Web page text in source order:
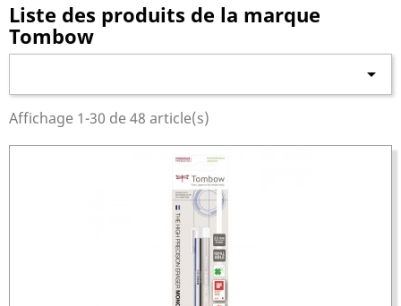
Liste des produits de la marque
Tombow

Affichage 1-30 de 48 article(s)